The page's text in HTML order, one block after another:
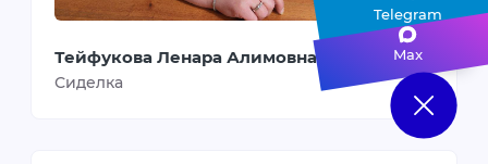
Тейфукова Ленара Алимовна
Сиделка
Telegram
Max